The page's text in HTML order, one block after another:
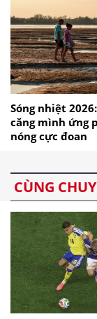
Sóng nhiệt
căng mình ứng
nóng cực đoan
CÙNG